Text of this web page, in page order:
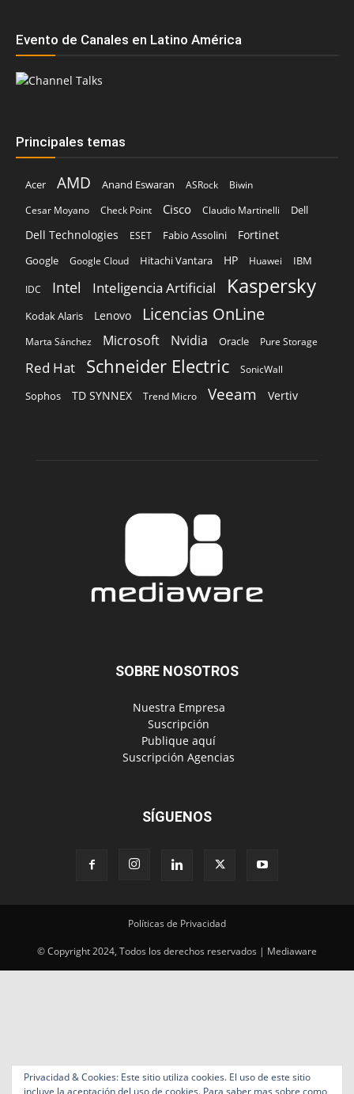
Evento de Canales en Latino América
Principales temas
Acer AMD Anand Eswaran ASRock
Biwin
Cesar Moyano
Check Point Cisco Claudio Martinelli Dell
Dell Technologies ESET Fabio Assolini Fortinet
Google Google Cloud Hitachi Vantara HP Huawei IBM
IDC Intel Inteligencia Artificial Kaspersky
Kodak Alaris Lenovo Licencias OnLine
Marta Sánchez Microsoft Nvidia Oracle Pure Storage
Red Hat Schneider Electric SonicWall
Sophos TD SYNNEX Trend Micro Veeam Vertiv
SOBRE NOSOTROS
‎ Nuestra Empresa
‎ Suscripción
‎ Publique aquí
‎ Suscripción Agencias
SÍGUENOS
Políticas de Privacidad
© Copyright 2024, Todos los derechos reservados | Mediaware
Privacidad & Cookies: Este sitio utiliza cookies. El uso de este sitio
incluye la aceptación del uso de cookies. Para saber mas sobre como